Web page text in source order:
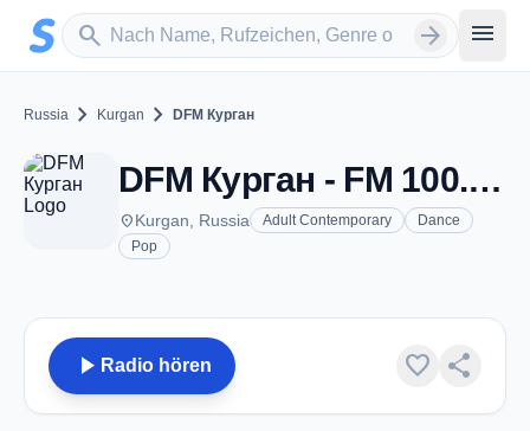
Zum Hauptinhalt springen
search
Sender suchen arrow_forward menu
Russia chevron_right Kurgan chevron_right DFM Курган
DFM Курган - FM 100.7 - Kurgan
placeKurgan, Russia Adult Contemporary
Dance
Pop
play_arrow Radio hören favorite share